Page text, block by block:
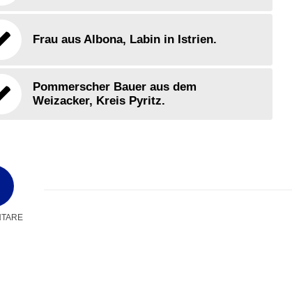
Frau aus Albona, Labin in Istrien.
Pommerscher Bauer aus dem
Weizacker, Kreis Pyritz.